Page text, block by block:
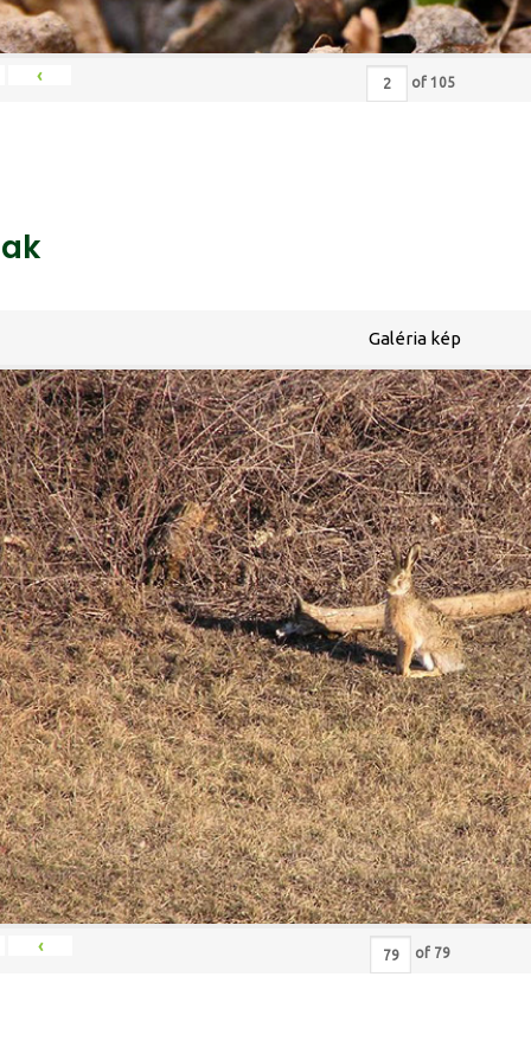
‹ of 105
Galéria kép
‹ of 79